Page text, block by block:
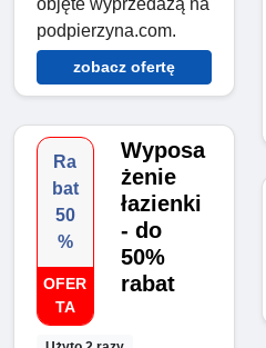
objęte wyprzedażą na
podpierzyna.com.
zobacz ofertę
Ra
bat
50
%
OFER
TA
Wyposa
żenie
łazienki
- do
50%
rabat